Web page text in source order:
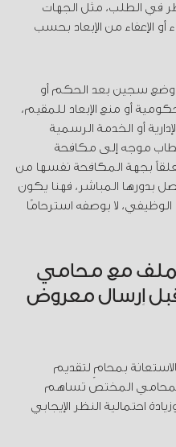
في الطلب، مثل الجهات
الإعفاء من الإبعاد بحسب
وضع سجين بعد الحكم أو
أو منع الإبعاد للمقيم،
أو الخدمة الرسمية
خطاب موجه إلى مكافحة
بجهة المكافحة نفسها من
بدورها المباشر، فهنا يكون
لا بوصفه استرحامًا
مع محامي
إرسال معروض
بمحامٍ لتقديم
للمحامي المختص تساهم
احتمالية النظر الإيجابي